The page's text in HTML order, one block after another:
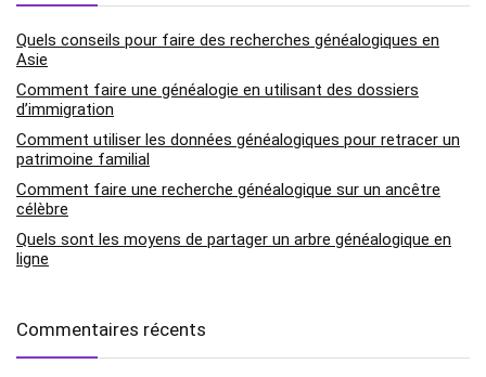
Quels conseils pour faire des recherches généalogiques en
Asie
Comment faire une généalogie en utilisant des dossiers
d’immigration
Comment utiliser les données généalogiques pour retracer un
patrimoine familial
Comment faire une recherche généalogique sur un ancêtre
célèbre
Quels sont les moyens de partager un arbre généalogique en
ligne
Commentaires récents